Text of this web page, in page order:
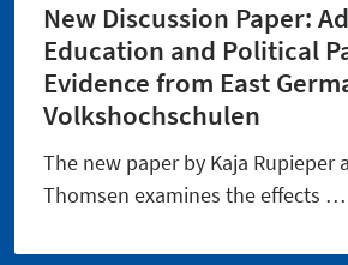
New Discussion Paper:
Education and Political
Evidence from East
Volkshochschulen
The new paper by Kaja Rupieper
Thomsen examines the effects …